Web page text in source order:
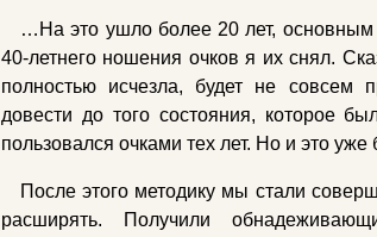
…На это ушло более 20 лет, основным
40-летнего ношения очков я их снял.
полностью исчезла, будет не совсем
довести до того состояния, которое
пользовался очками тех лет. Но и это
После этого методику мы стали
расширять. Получили